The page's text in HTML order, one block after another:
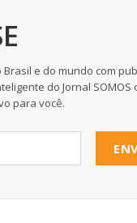
e do mundo com
do Jornal SOMOS
para você.